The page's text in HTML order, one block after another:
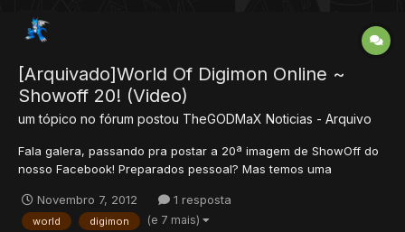
[Arquivado]World Of Digimon Online ~
Showoff 20! (Video)
um tópico no fórum postou TheGODMaX Noticias - Arquivo
Fala galera, passando pra postar a 20ª imagem de ShowOff do
nosso Facebook! Preparados pessoal? Mas temos uma
uma Animated Giff, e sim, um Mini-Clip! Clique no vídeo para ir
ao canal do youtube. Curtam o vídeo, inscrevam-se em...
Novembro 7, 2012 1 resposta
world digimon (e 7 mais)